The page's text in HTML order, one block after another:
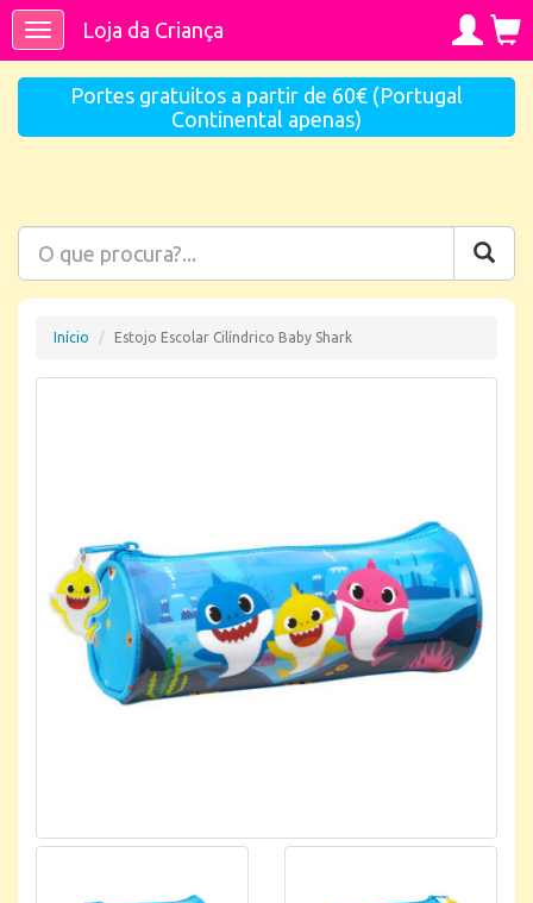
ToggleLoja da Criança
Portes gratuitos a partir de 60€ (Portugal
Continental apenas)
Início Estojo Escolar Cilíndrico Baby Shark